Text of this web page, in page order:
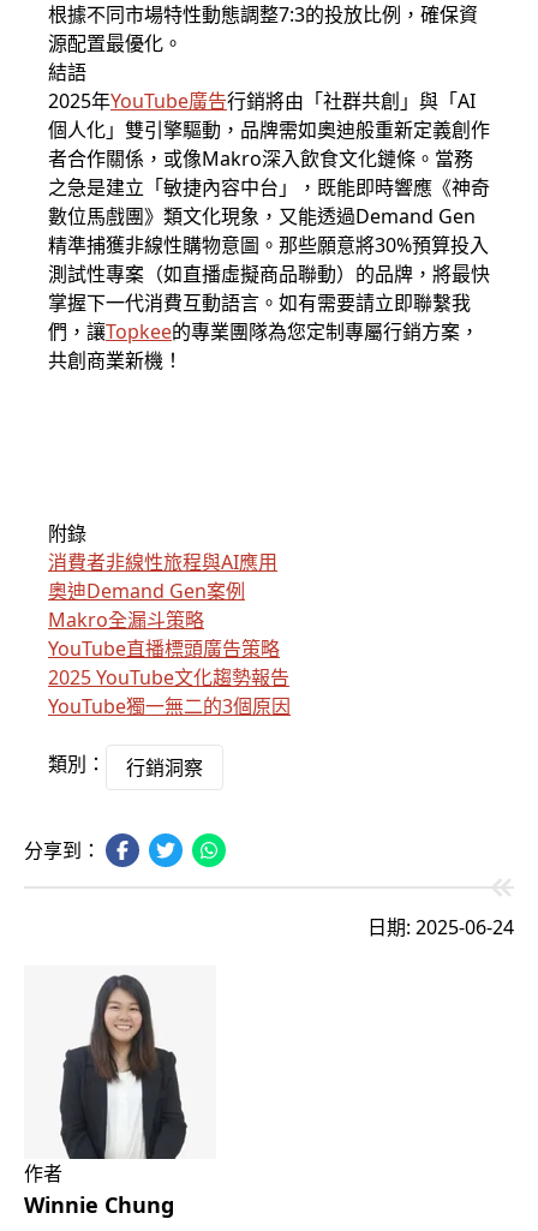
根據不同市場特性動態調整7:3的投放比例，確保資
源配置最優化。
結語
2025年YouTube廣告行銷將由「社群共創」與「AI
個人化」雙引擎驅動，品牌需如奧迪般重新定義創作
者合作關係，或像Makro深入飲食文化鏈條。當務
之急是建立「敏捷內容中台」，既能即時響應《神奇
數位馬戲團》類文化現象，又能透過Demand Gen
精準捕獲非線性購物意圖。那些願意將30%預算投入
測試性專案（如直播虛擬商品聯動）的品牌，將最快
掌握下一代消費互動語言。如有需要請立即聯繫我
們，讓Topkee的專業團隊為您定制專屬行銷方案，
共創商業新機！
附錄
消費者非線性旅程與AI應用
奧迪Demand Gen案例
Makro全漏斗策略
YouTube直播標頭廣告策略
2025 YouTube文化趨勢報告
YouTube獨一無二的3個原因
類別： 行銷洞察
分享到：
日期: 2025-06-24
作者
Winnie Chung